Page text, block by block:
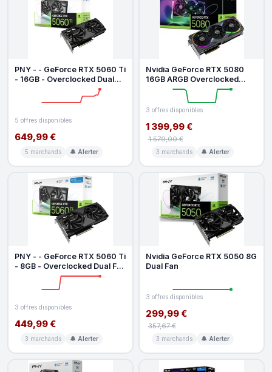
PNY - - GeForce RTX 5060 Ti
- 16GB - Overclocked Dual
5 offres disponibles
649,99 €
5 marchands 🔔 Alerter
Nvidia GeForce RTX 5080
16GB ARGB Overclocked
Triple Fan
3 offres disponibles
1 399,99 €
1 579,00 €
3 marchands 🔔 Alerter
PNY - - GeForce RTX 5060 Ti
- 8GB - Overclocked Dual Fan
3 offres disponibles
449,99 €
3 marchands 🔔 Alerter
Nvidia GeForce RTX 5050 8G
Dual Fan
3 offres disponibles
299,99 €
357,67 €
3 marchands 🔔 Alerter